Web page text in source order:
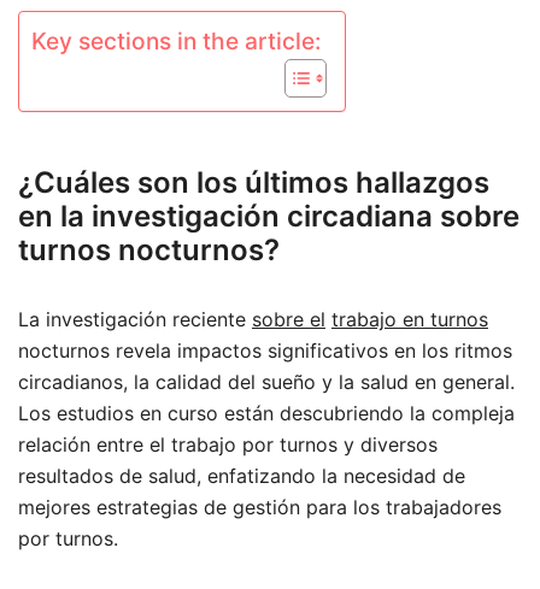
Key sections in the article:
¿Cuáles son los últimos hallazgos
en la investigación circadiana sobre
turnos nocturnos?
La investigación reciente sobre el trabajo en turnos
nocturnos revela impactos significativos en los ritmos
circadianos, la calidad del sueño y la salud en general.
Los estudios en curso están descubriendo la compleja
relación entre el trabajo por turnos y diversos
resultados de salud, enfatizando la necesidad de
mejores estrategias de gestión para los trabajadores
por turnos.